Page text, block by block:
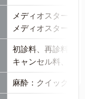
メディオスター
メディオスターモ
初診料、再診料、
キャンセル料、剃
麻酔：クイックコ